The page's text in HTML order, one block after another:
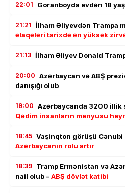
22:01 Goranboyda evdən 18
21:21 İlham Əliyevdən Trampa
əlaqələri tarixdə ən yüksək
21:13 İlham Əliyev Donald
20:00 Azərbaycan və ABŞ
danışığı olub
19:00 Azərbaycanda 3200 illik
Qədim insanların menyusu
18:45 Vaşinqton görüşü
Azərbaycanın rolu artır
18:39 Tramp Ermənistan və
nail olub –ABŞ dövlət katibi